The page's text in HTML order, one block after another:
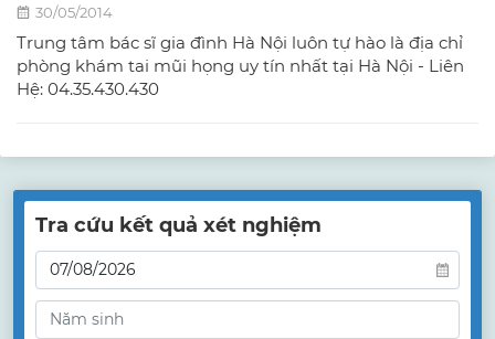
30/05/2014
Trung tâm bác sĩ gia đình Hà Nội luôn tự hào là địa chỉ
phòng khám tai mũi họng uy tín nhất tại Hà Nội - Liên
Hệ: 04.35.430.430
Tra cứu kết quả xét nghiệm